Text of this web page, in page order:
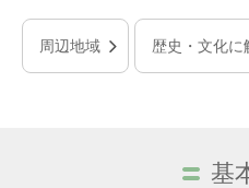
周辺地域 歴史・文化に
基